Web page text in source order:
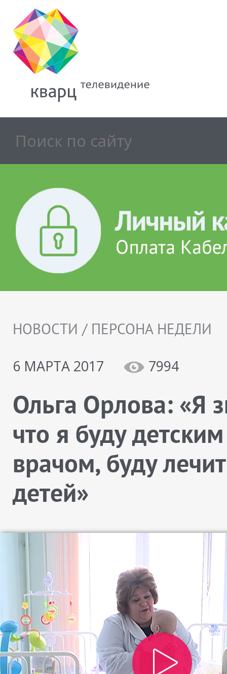
НОВОСТИ / ПЕРСОНА НЕДЕЛИ
6 МАРТА 2017
7994
Ольга Орлова: «Я
что я буду детским
врачом, буду
детей»